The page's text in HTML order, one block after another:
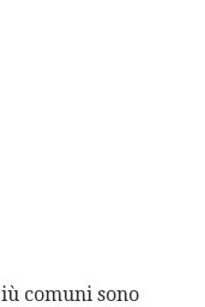
comuni sono